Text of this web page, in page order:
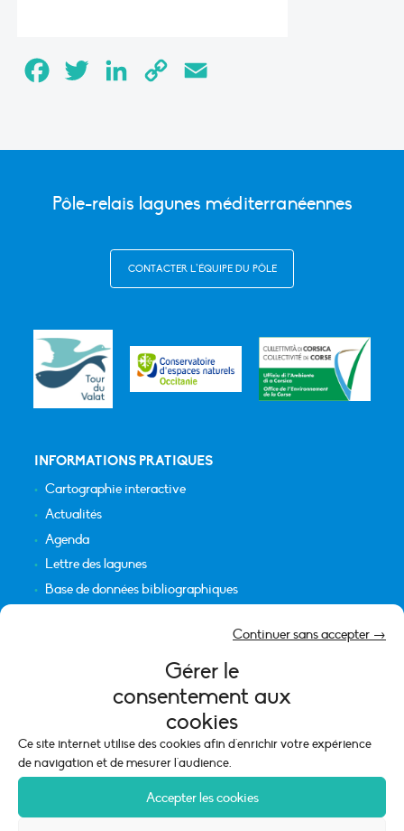
Gérer le
consentement aux
cookies
Ce site internet utilise des cookies afin d'enrichir votre expérience
de navigation et de mesurer l'audience.
Accepter les cookies
Continuer sans accepter →
FacebookTwitter LinkedInCopy
Pôle-relais lagunes méditerranéennes
CONTACTER L’ÉQUIPE DU PÔLE
INFORMATIONS PRATIQUES
Cartographie interactive
Actualités
Agenda
Lettre des lagunes
Base de données bibliographiques
Mentions légales
Politique de cookies (UE)